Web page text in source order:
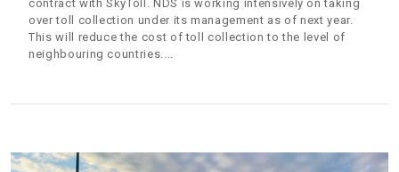
contract with SkyToll. NDS is working intensively on taking
over toll collection under its management as of next year.
This will reduce the cost of toll collection to the level of
neighbouring countries.